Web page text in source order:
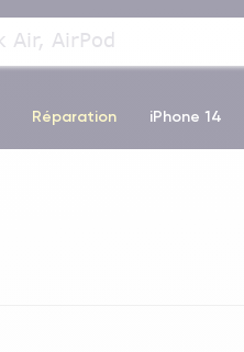
Réparation iPhone 14